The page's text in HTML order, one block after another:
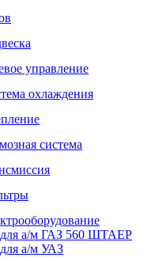
управление
охлаждения
система
для а/м ГАЗ 560 ШТАЕР
а/м УАЗ